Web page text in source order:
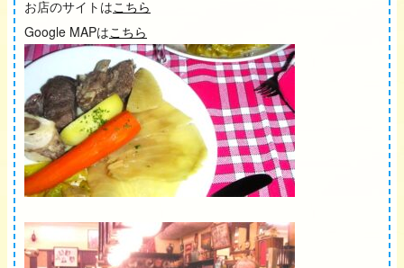
お店のサイトはこちら
Google MAPはこちら